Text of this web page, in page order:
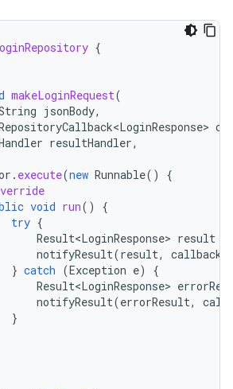
{
makeLoginRequest(
jsonBody,
resultHandler,
. execute(new Runnable()
{
void run()
{
try {
Result<LoginResponse> result
notifyResult(result, callback
} catch (Exception e)
{
Result<LoginResponse>
notifyResult(errorResult,
}